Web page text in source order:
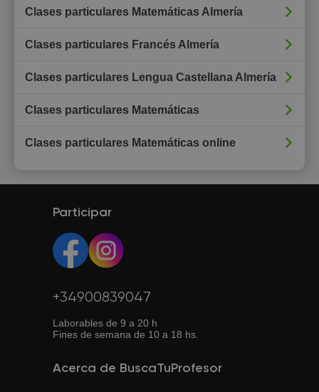
Clases particulares Matemáticas Almería
Clases particulares Francés Almería
Clases particulares Lengua Castellana Almería
Clases particulares Matemáticas
Clases particulares Matemáticas online
Participar
+34900839047
Laborables de 9 a 20 h
Fines de semana de 10 a 18 hs.
Acerca de BuscaTuProfesor